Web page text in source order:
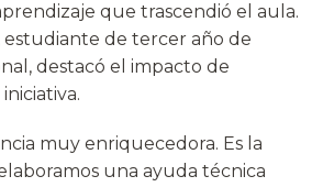
que trascendió el aula.
estudiante de tercer año de
destacó el impacto de
muy enriquecedora. Es la
una ayuda técnica